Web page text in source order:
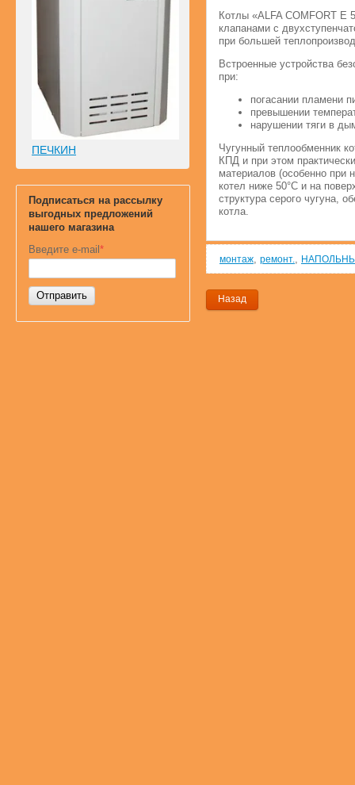
ПЕЧКИН
Подписаться на рассылку
выгодных предложений
нашего магазина
Введите e-mail *
Отправить
Котлы «ALFA COMFORT Е
клапанами с
при большей
Встроенные устройства
при:
погасании пламени
превышении
нарушении тяги в
Чугунный теплообменник
КПД и при этом
материалов (особенно при
котел ниже 50°С и на
структура серого чугуна,
котла.
монтаж, ремонт.,
Назад